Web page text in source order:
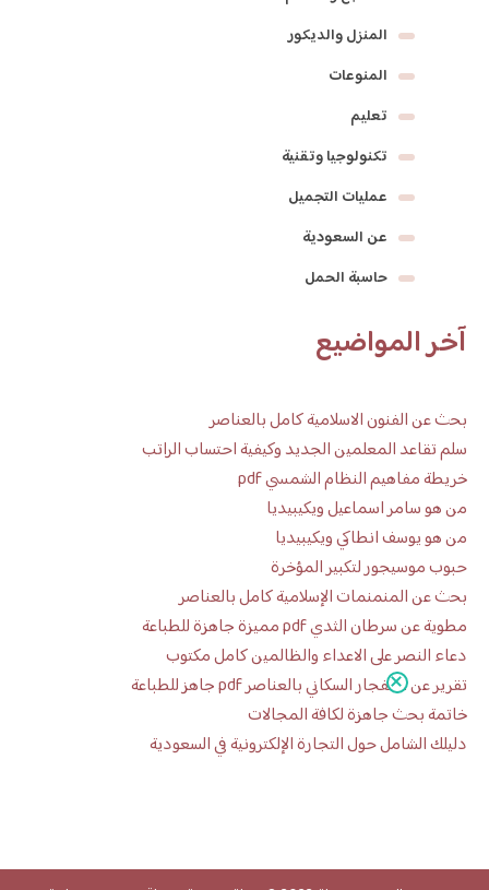
المنزل والديكور
المنوعات
تعليم
تكنولوجيا وتقنية
عمليات التجميل
عن السعودية
حاسبة الحمل
آخر المواضيع
بحث عن الفنون الاسلامية كامل بالعناصر
سلم تقاعد المعلمين الجديد وكيفية احتساب الراتب
خريطة مفاهيم النظام الشمسي pdf
من هو سامر اسماعيل ويكيبيديا
من هو يوسف انطاكي ويكيبيديا
حبوب موسيجور لتكبير المؤخرة
بحث عن المنمنمات الإسلامية كامل بالعناصر
مطوية عن سرطان الثدي pdf مميزة جاهزة للطباعة
دعاء النصر على الاعداء والظالمين كامل مكتوب
تقرير عن الانفجار السكاني بالعناصر pdf جاهز للطباعة
خاتمة بحث جاهزة لكافة المجالات
دليلك الشامل حول التجارة الإلكترونية في السعودية